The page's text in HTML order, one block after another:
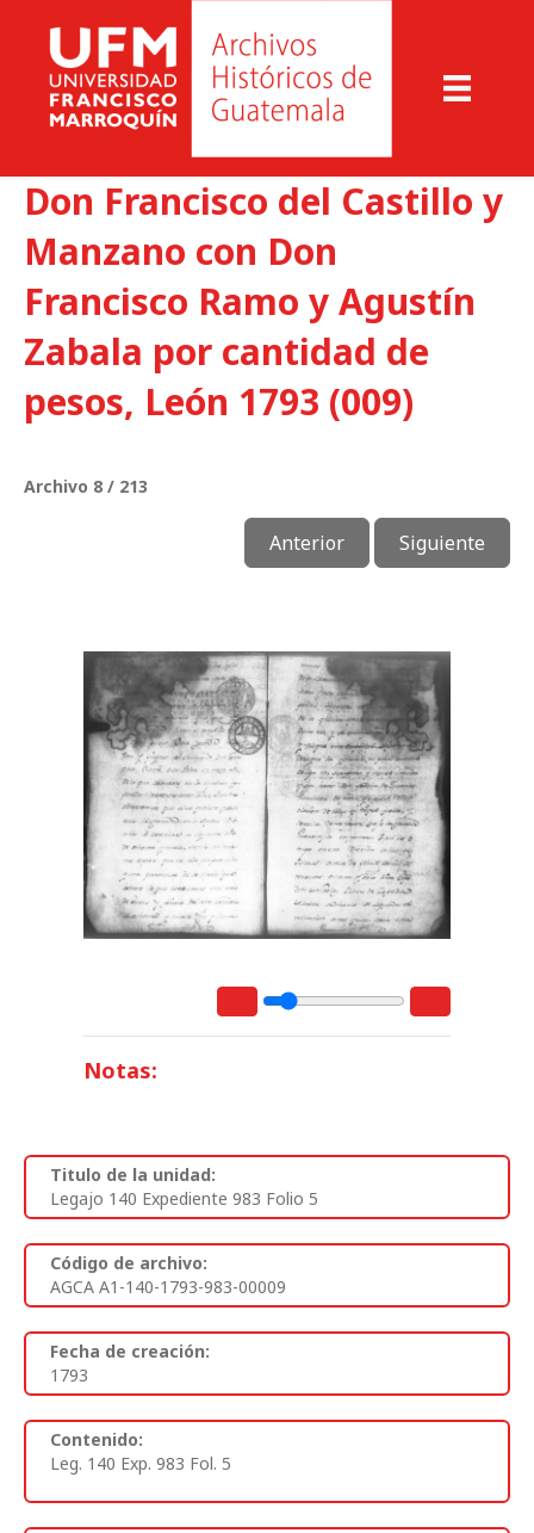
Don Francisco del Castillo y
Manzano con Don
Francisco Ramo y Agustín
Zabala por cantidad de
pesos, León 1793 (009)
Archivo 8 / 213
Anterior Siguiente
Notas:
Titulo de la unidad:
Legajo 140 Expediente 983 Folio 5
Código de archivo:
AGCA A1-140-1793-983-00009
Fecha de creación:
1793
Contenido:
Leg. 140 Exp. 983 Fol. 5